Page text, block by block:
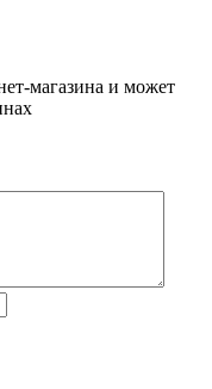
магазина и может